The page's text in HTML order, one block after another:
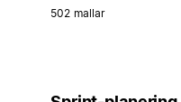
502 mallar